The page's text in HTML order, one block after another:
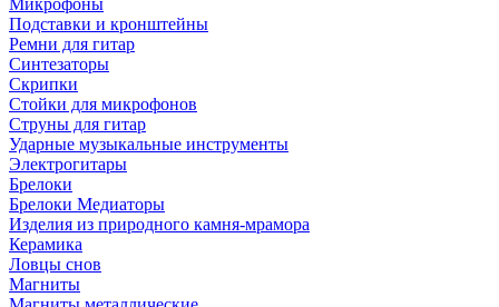
Микрофоны
Подставки и кронштейны
Ремни для гитар
Синтезаторы
Скрипки
Стойки для микрофонов
Струны для гитар
Ударные музыкальные инструменты
Электрогитары
Брелоки
Брелоки Медиаторы
Изделия из природного камня-мрамора
Керамика
Ловцы снов
Магниты